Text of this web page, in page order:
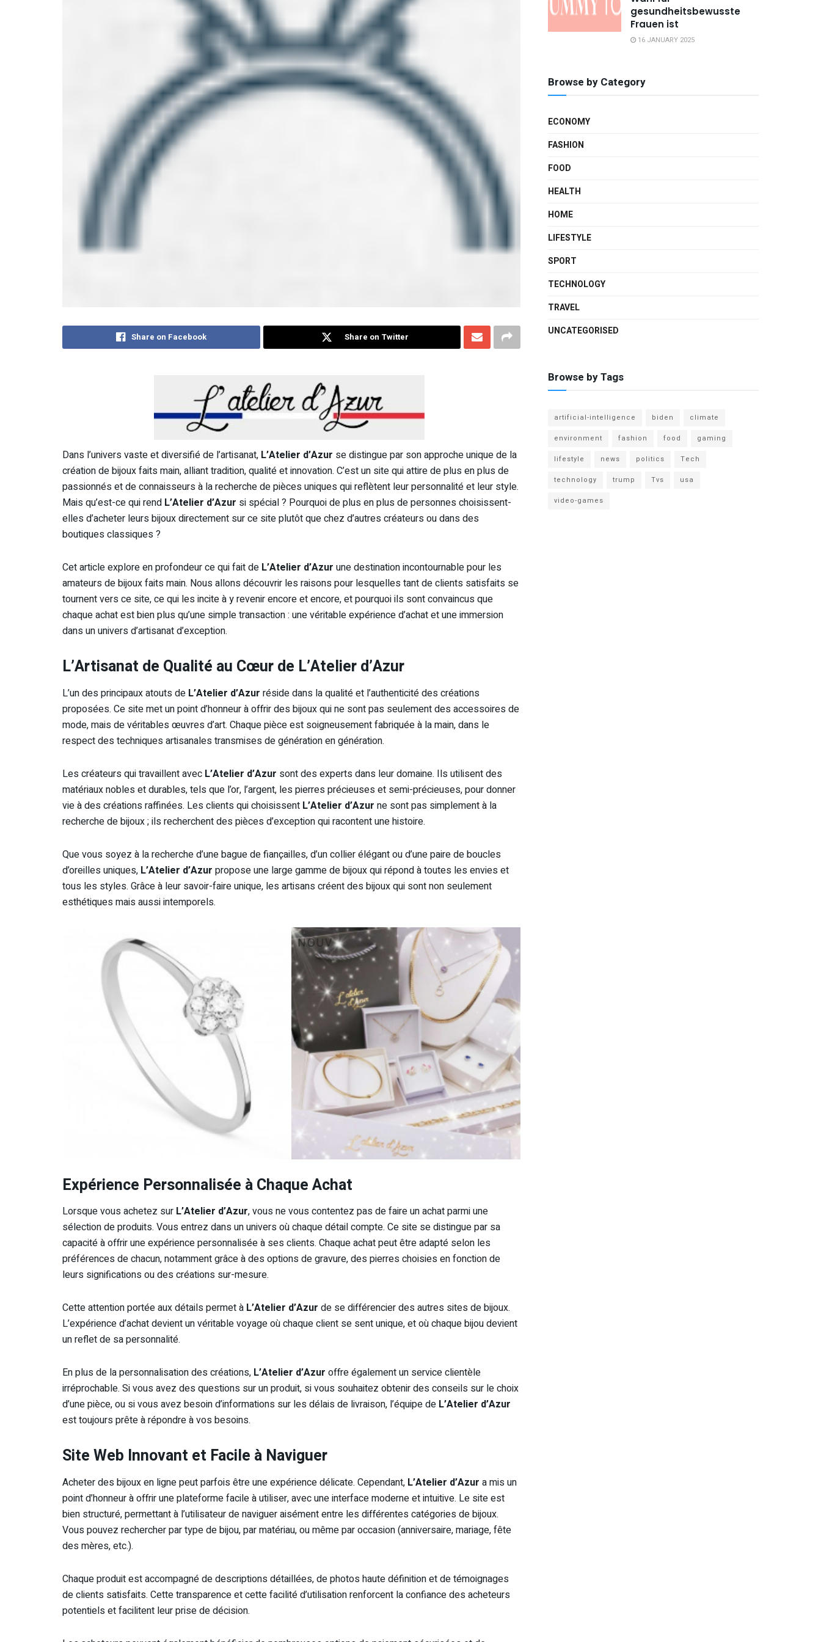
Share on Facebook Share on Twitter
Dans l’univers vaste et diversifié de l’artisanat, L’Atelier d’Azur se distingue par son approche unique de la
création de bijoux faits main, alliant tradition, qualité et innovation. C’est un site qui attire de plus en plus de
passionnés et de connaisseurs à la recherche de pièces uniques qui reflètent leur personnalité et leur style.
Mais qu’est-ce qui rend L’Atelier d’Azur si spécial ? Pourquoi de plus en plus de personnes choisissent-
elles d’acheter leurs bijoux directement sur ce site plutôt que chez d’autres créateurs ou dans des
boutiques classiques ?
Cet article explore en profondeur ce qui fait de L’Atelier d’Azur une destination incontournable pour les
amateurs de bijoux faits main. Nous allons découvrir les raisons pour lesquelles tant de clients satisfaits se
tournent vers ce site, ce qui les incite à y revenir encore et encore, et pourquoi ils sont convaincus que
chaque achat est bien plus qu’une simple transaction : une véritable expérience d’achat et une immersion
dans un univers d’artisanat d’exception.
L’Artisanat de Qualité au Cœur de L’Atelier d’Azur
L’un des principaux atouts de L’Atelier d’Azur réside dans la qualité et l’authenticité des créations
proposées. Ce site met un point d’honneur à offrir des bijoux qui ne sont pas seulement des accessoires de
mode, mais de véritables œuvres d’art. Chaque pièce est soigneusement fabriquée à la main, dans le
respect des techniques artisanales transmises de génération en génération.
Les créateurs qui travaillent avec L’Atelier d’Azur sont des experts dans leur domaine. Ils utilisent des
matériaux nobles et durables, tels que l’or, l’argent, les pierres précieuses et semi-précieuses, pour donner
vie à des créations raffinées. Les clients qui choisissent L’Atelier d’Azur ne sont pas simplement à la
recherche de bijoux ; ils recherchent des pièces d’exception qui racontent une histoire.
Que vous soyez à la recherche d’une bague de fiançailles, d’un collier élégant ou d’une paire de boucles
d’oreilles uniques, L’Atelier d’Azur propose une large gamme de bijoux qui répond à toutes les envies et
tous les styles. Grâce à leur savoir-faire unique, les artisans créent des bijoux qui sont non seulement
esthétiques mais aussi intemporels.
Expérience Personnalisée à Chaque Achat
Lorsque vous achetez sur L’Atelier d’Azur, vous ne vous contentez pas de faire un achat parmi une
sélection de produits. Vous entrez dans un univers où chaque détail compte. Ce site se distingue par sa
capacité à offrir une expérience personnalisée à ses clients. Chaque achat peut être adapté selon les
préférences de chacun, notamment grâce à des options de gravure, des pierres choisies en fonction de
leurs significations ou des créations sur-mesure.
Cette attention portée aux détails permet à L’Atelier d’Azur de se différencier des autres sites de bijoux.
L’expérience d’achat devient un véritable voyage où chaque client se sent unique, et où chaque bijou devient
un reflet de sa personnalité.
En plus de la personnalisation des créations, L’Atelier d’Azur offre également un service clientèle
irréprochable. Si vous avez des questions sur un produit, si vous souhaitez obtenir des conseils sur le choix
d’une pièce, ou si vous avez besoin d’informations sur les délais de livraison, l’équipe de L’Atelier d’Azur
est toujours prête à répondre à vos besoins.
Site Web Innovant et Facile à Naviguer
Acheter des bijoux en ligne peut parfois être une expérience délicate. Cependant, L’Atelier d’Azur a mis un
point d’honneur à offrir une plateforme facile à utiliser, avec une interface moderne et intuitive. Le site est
bien structuré, permettant à l’utilisateur de naviguer aisément entre les différentes catégories de bijoux.
Vous pouvez rechercher par type de bijou, par matériau, ou même par occasion (anniversaire, mariage, fête
des mères, etc.).
Chaque produit est accompagné de descriptions détaillées, de photos haute définition et de témoignages
de clients satisfaits. Cette transparence et cette facilité d’utilisation renforcent la confiance des acheteurs
potentiels et facilitent leur prise de décision.
gesundheitsbewusste
Frauen ist
16 JANUARY 2025
Browse by Category
ECONOMY
FASHION
FOOD
HEALTH
HOME
LIFESTYLE
SPORT
TECHNOLOGY
TRAVEL
UNCATEGORISED
Browse by Tags
artificial-intelligence biden
climate
environment
fashion food
gaming
lifestyle
news politics
Tech
technology
trump Tvs
usa
video-games